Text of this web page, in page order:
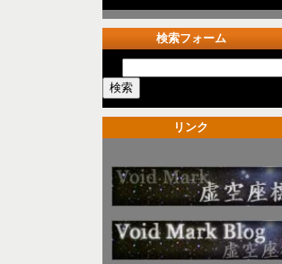
検索フォーム
リンク